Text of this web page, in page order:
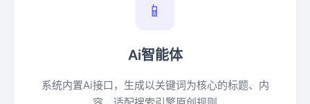
📱
Ai智能体
系统内置Ai接口，生成以关键词为核心的标题、内